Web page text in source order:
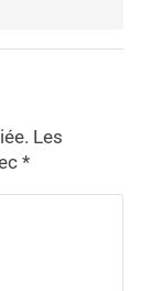
Les
*